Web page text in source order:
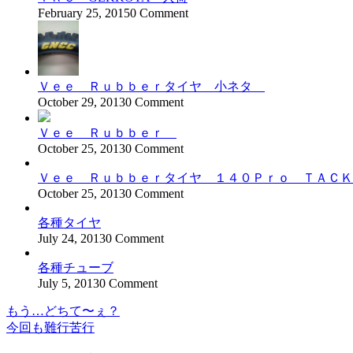
February 25, 20150 Comment
Ｖｅｅ Ｒｕｂｂｅｒタイヤ 小ネタ
October 29, 20130 Comment
Ｖｅｅ Ｒｕｂｂｅｒ
October 25, 20130 Comment
Ｖｅｅ Ｒｕｂｂｅｒタイヤ １４０Ｐｒｏ ＴＡＣＫ
October 25, 20130 Comment
各種タイヤ
July 24, 20130 Comment
各種チューブ
July 5, 20130 Comment
投
稿
もう…どちて〜ぇ？
今回も難行苦行